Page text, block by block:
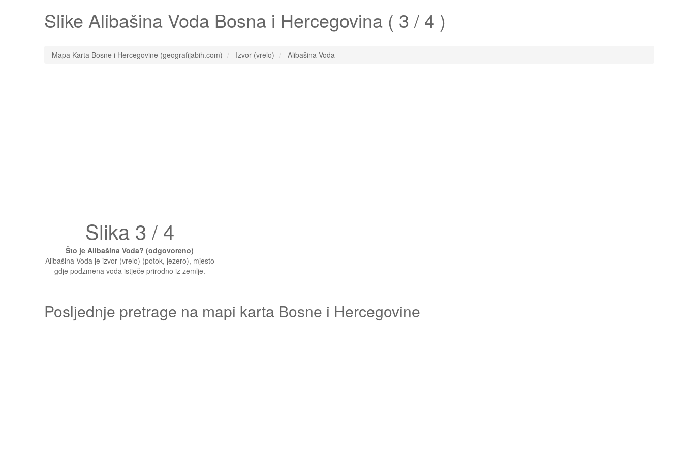
Slike Alibašina Voda Bosna i Hercegovina ( 3 / 4 )
Mapa Karta Bosne i Hercegovine (geografijabih.com) Izvor (vrelo) Alibašina Voda
Slika 3 / 4
Što je Alibašina Voda? (odgovoreno)
Alibašina Voda je izvor (vrelo) (potok, jezero), mjesto
gdje podzmena voda istječe prirodno iz zemlje.
Posljednje pretrage na mapi karta Bosne i Hercegovine